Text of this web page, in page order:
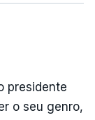
presidente
o seu genro,